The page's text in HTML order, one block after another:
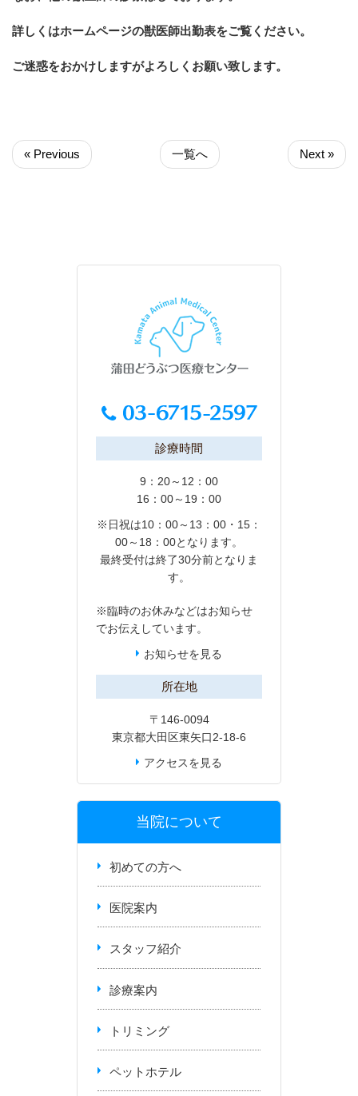
詳しくはホームページの獣医師出勤表をご覧ください。
ご迷惑をおかけしますがよろしくお願い致します。
« Previous 一覧へ Next »
診療時間
9：20～12：00
16：00～19：00
※日祝は10：00～13：00・15：
00～18：00となります。
最終受付は終了30分前となりま
す。
※臨時のお休みなどはお知らせ
でお伝えしています。
お知らせを見る
所在地
〒146-0094
東京都大田区東矢口2-18-6
アクセスを見る
当院について
初めての方へ
医院案内
スタッフ紹介
診療案内
トリミング
ペットホテル